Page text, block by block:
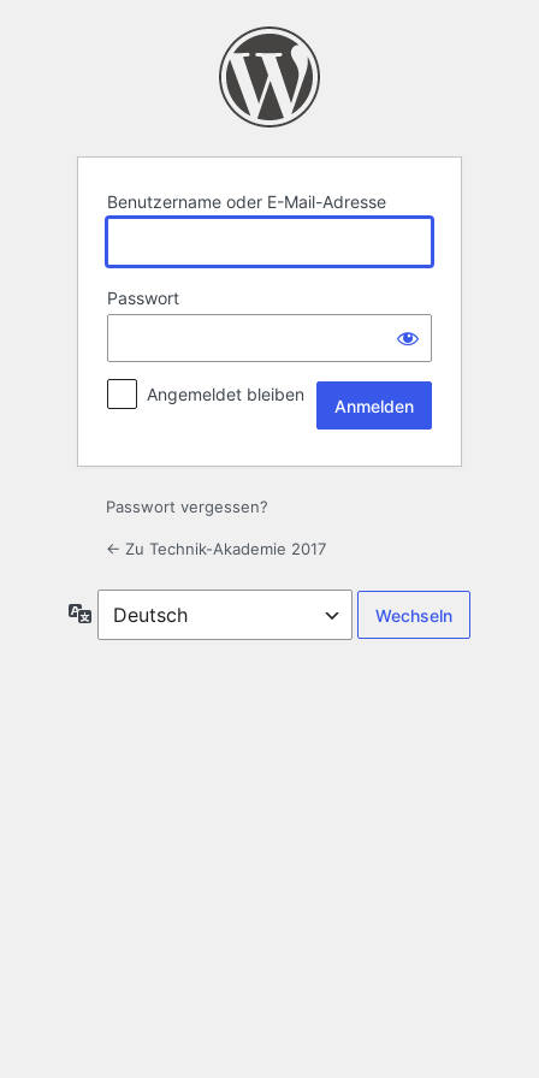
Benutzername oder E-Mail-Adresse
Passwort
Angemeldet bleiben
Passwort vergessen?
← Zu Technik-Akademie 2017
Sprache